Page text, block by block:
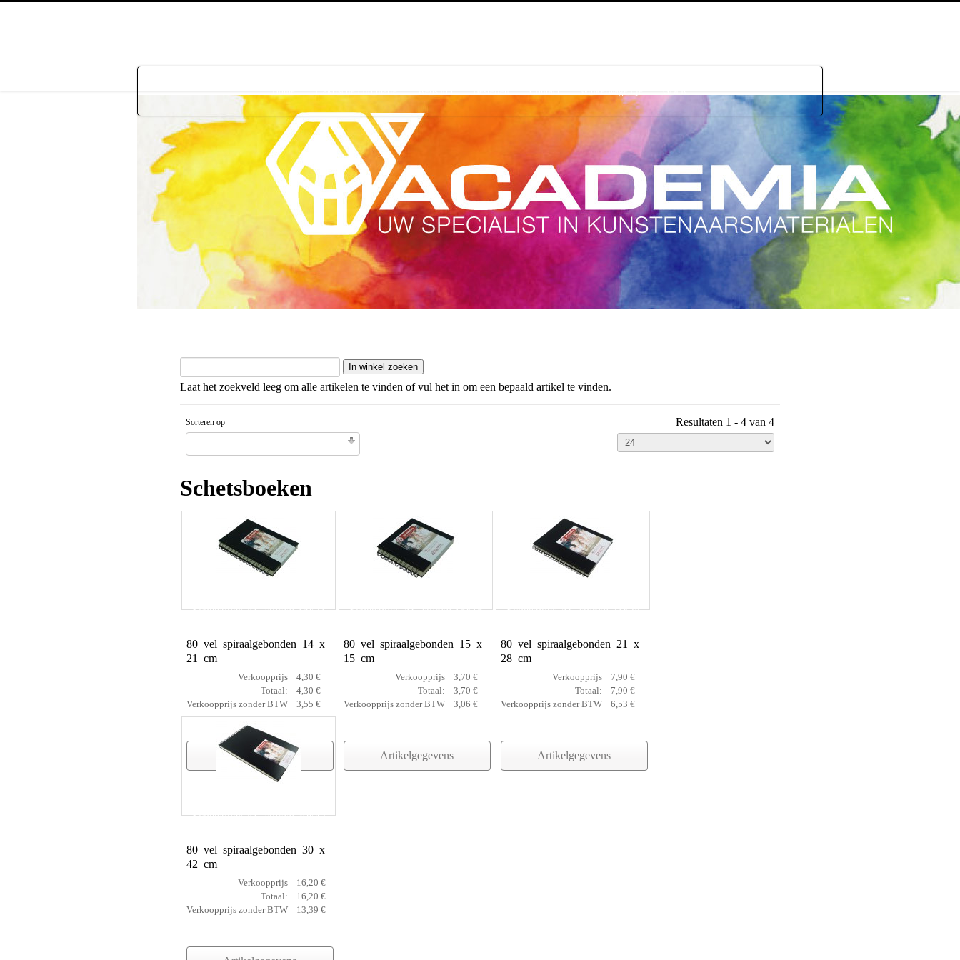
Laat het zoekveld leeg om alle artikelen te vinden of vul het in om een bepaald artikel te vinden.
Sorteren op Resultaten 1 - 4 van 4
Schetsboeken
Schetsboek AC spiraal 14x21
80 vel spiraalgebonden 14 x
21 cm
Verkoopprijs
4,30 €
Totaal:
4,30 €
Verkoopprijs zonder BTW
3,55 €
Artikelgegevens
Schetsboek AC spiraal 15x15
80 vel spiraalgebonden 15 x
15 cm
Verkoopprijs
3,70 €
Totaal:
3,70 €
Verkoopprijs zonder BTW
3,06 €
Artikelgegevens
Schetsboek AC spiraal 21x28
80 vel spiraalgebonden 21 x
28 cm
Verkoopprijs
7,90 €
Totaal:
7,90 €
Verkoopprijs zonder BTW
6,53 €
Artikelgegevens
Schetsboek AC spiraal 30x42
80 vel spiraalgebonden 30 x
42 cm
Verkoopprijs
16,20 €
Totaal:
16,20 €
Verkoopprijs zonder BTW
13,39 €